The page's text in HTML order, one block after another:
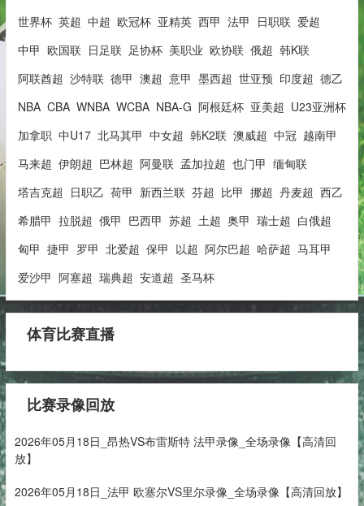
世界杯 英超 中超 欧冠杯 亚精英 西甲 法甲 日职联 爱超
中甲 欧国联 日足联 足协杯 美职业 欧协联 俄超 韩K联
阿联酋超 沙特联 德甲 澳超 意甲 墨西超 世亚预 印度超 德乙
NBA CBA WNBA WCBA NBA-G 阿根廷杯 亚美超 U23亚洲杯
加拿职 中U17 北马其甲 中女超 韩K2联 澳威超 中冠 越南甲
马来超 伊朗超 巴林超 阿曼联 孟加拉超 也门甲 缅甸联
塔吉克超 日职乙 荷甲 新西兰联 芬超 比甲 挪超 丹麦超 西乙
希腊甲 拉脱超 俄甲 巴西甲 苏超 土超 奥甲 瑞士超 白俄超
匈甲 捷甲 罗甲 北爱超 保甲 以超 阿尔巴超 哈萨超 马耳甲
爱沙甲 阿塞超 瑞典超 安道超 圣马杯
体育比赛直播
比赛录像回放
2026年05月18日_昂热VS布雷斯特 法甲录像_全场录像【高清回
放】
2026年05月18日_法甲 欧塞尔VS里尔录像_全场录像【高清回放】